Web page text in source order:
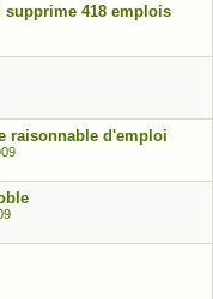
supprime 418 emplois
raisonnable d'emploi